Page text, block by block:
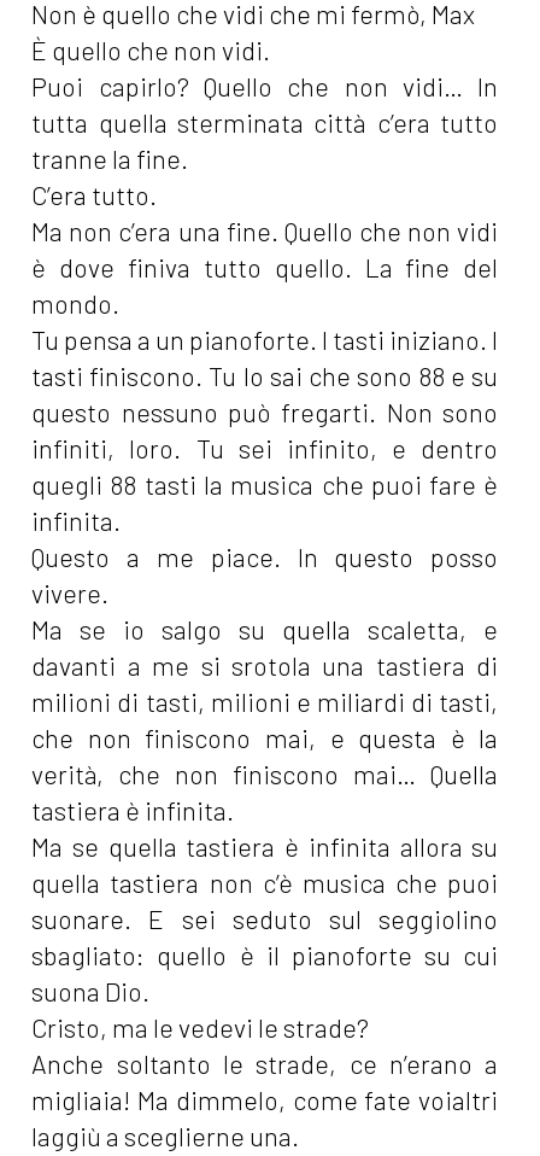
Non è quello che vidi che mi fermò, Max
È quello che non vidi.
Puoi capirlo? Quello che non vidi… In
tutta quella sterminata città c’era tutto
tranne la fine.
C’era tutto.
Ma non c’era una fine. Quello che non vidi
è dove finiva tutto quello. La fine del
mondo.
Tu pensa a un pianoforte. I tasti iniziano. I
tasti finiscono. Tu lo sai che sono 88 e su
questo nessuno può fregarti. Non sono
infiniti, loro. Tu sei infinito, e dentro
quegli 88 tasti la musica che puoi fare è
infinita.
Questo a me piace. In questo posso
vivere.
Ma se io salgo su quella scaletta, e
davanti a me si srotola una tastiera di
milioni di tasti, milioni e miliardi di tasti,
che non finiscono mai, e questa è la
verità, che non finiscono mai… Quella
tastiera è infinita.
Ma se quella tastiera è infinita allora su
quella tastiera non c’è musica che puoi
suonare. E sei seduto sul seggiolino
sbagliato: quello è il pianoforte su cui
suona Dio.
Cristo, ma le vedevi le strade?
Anche soltanto le strade, ce n’erano a
migliaia! Ma dimmelo, come fate voialtri
laggiù a sceglierne una.